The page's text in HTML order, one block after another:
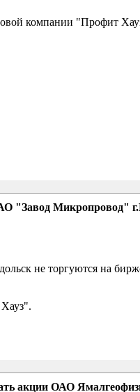
компании "Профит
"Завод Микропровод"
не торгуются на
акции ОАО